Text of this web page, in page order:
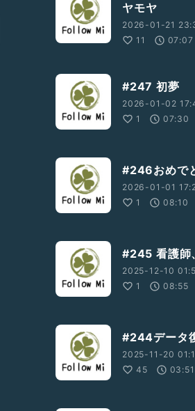
ヤモヤ
2026-01-21
11
07:07
#247 初夢
2026-01-02
1
07:30
#246おめで
2026-01-01
1
08:10
#245 看護師
2025-12-10
1
08:55
#244データ
2025-11-20
45
03:51